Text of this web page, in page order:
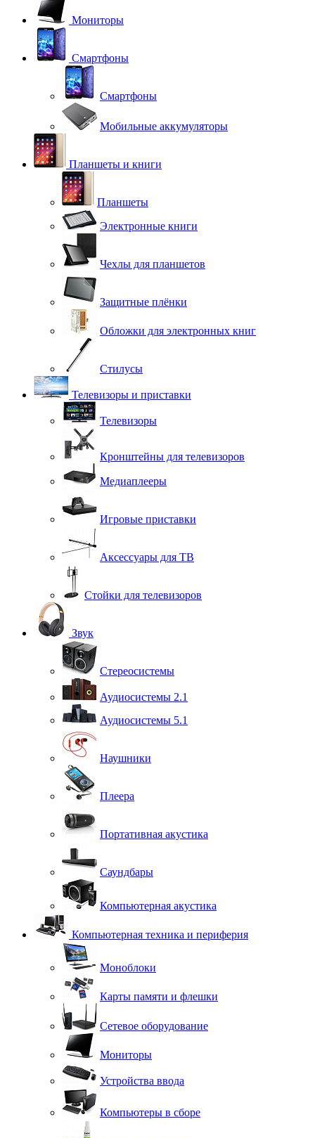
Мониторы
Смартфоны
Смартфоны
Мобильные аккумуляторы
Планшеты и книги
Планшеты
Электронные книги
Чехлы для планшетов
Защитные плёнки
Обложки для электронных книг
Стилусы
Телевизоры и приставки
Телевизоры
Кронштейны для телевизоров
Медиаплееры
Игровые приставки
Аксессуары для ТВ
Стойки для телевизоров
Звук
Стереосистемы
Аудиосистемы 2.1
Аудиосистемы 5.1
Наушники
Плеера
Портативная акустика
Саундбары
Компьютерная акустика
Компьютерная техника и периферия
Моноблоки
Карты памяти и флешки
Сетевое оборудование
Мониторы
Устройства ввода
Компьютеры в сборе